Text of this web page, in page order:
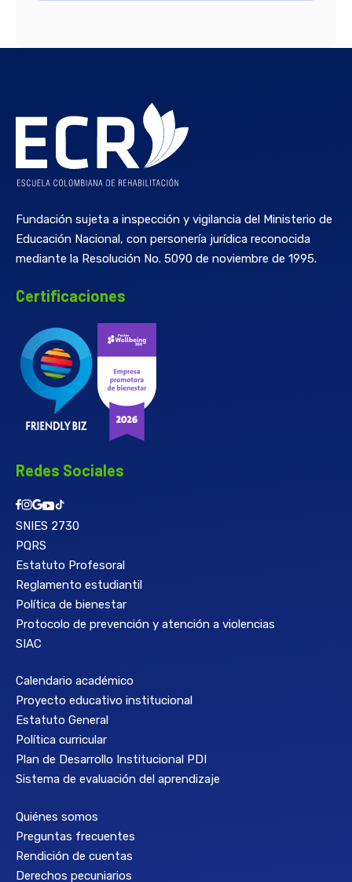
Fundación sujeta a inspección y vigilancia del Ministerio de
Educación Nacional, con personería jurídica reconocida
mediante la Resolución No. 5090 de noviembre de 1995.
Certificaciones
Redes Sociales
SNIES 2730
PQRS
Estatuto Profesoral
Reglamento estudiantil
Política de bienestar
Protocolo de prevención y atención a violencias
SIAC
Calendario académico
Proyecto educativo institucional
Estatuto General
Política curricular
Plan de Desarrollo Institucional PDI
Sistema de evaluación del aprendizaje
Quiénes somos
Preguntas frecuentes
Rendición de cuentas
Derechos pecuniarios